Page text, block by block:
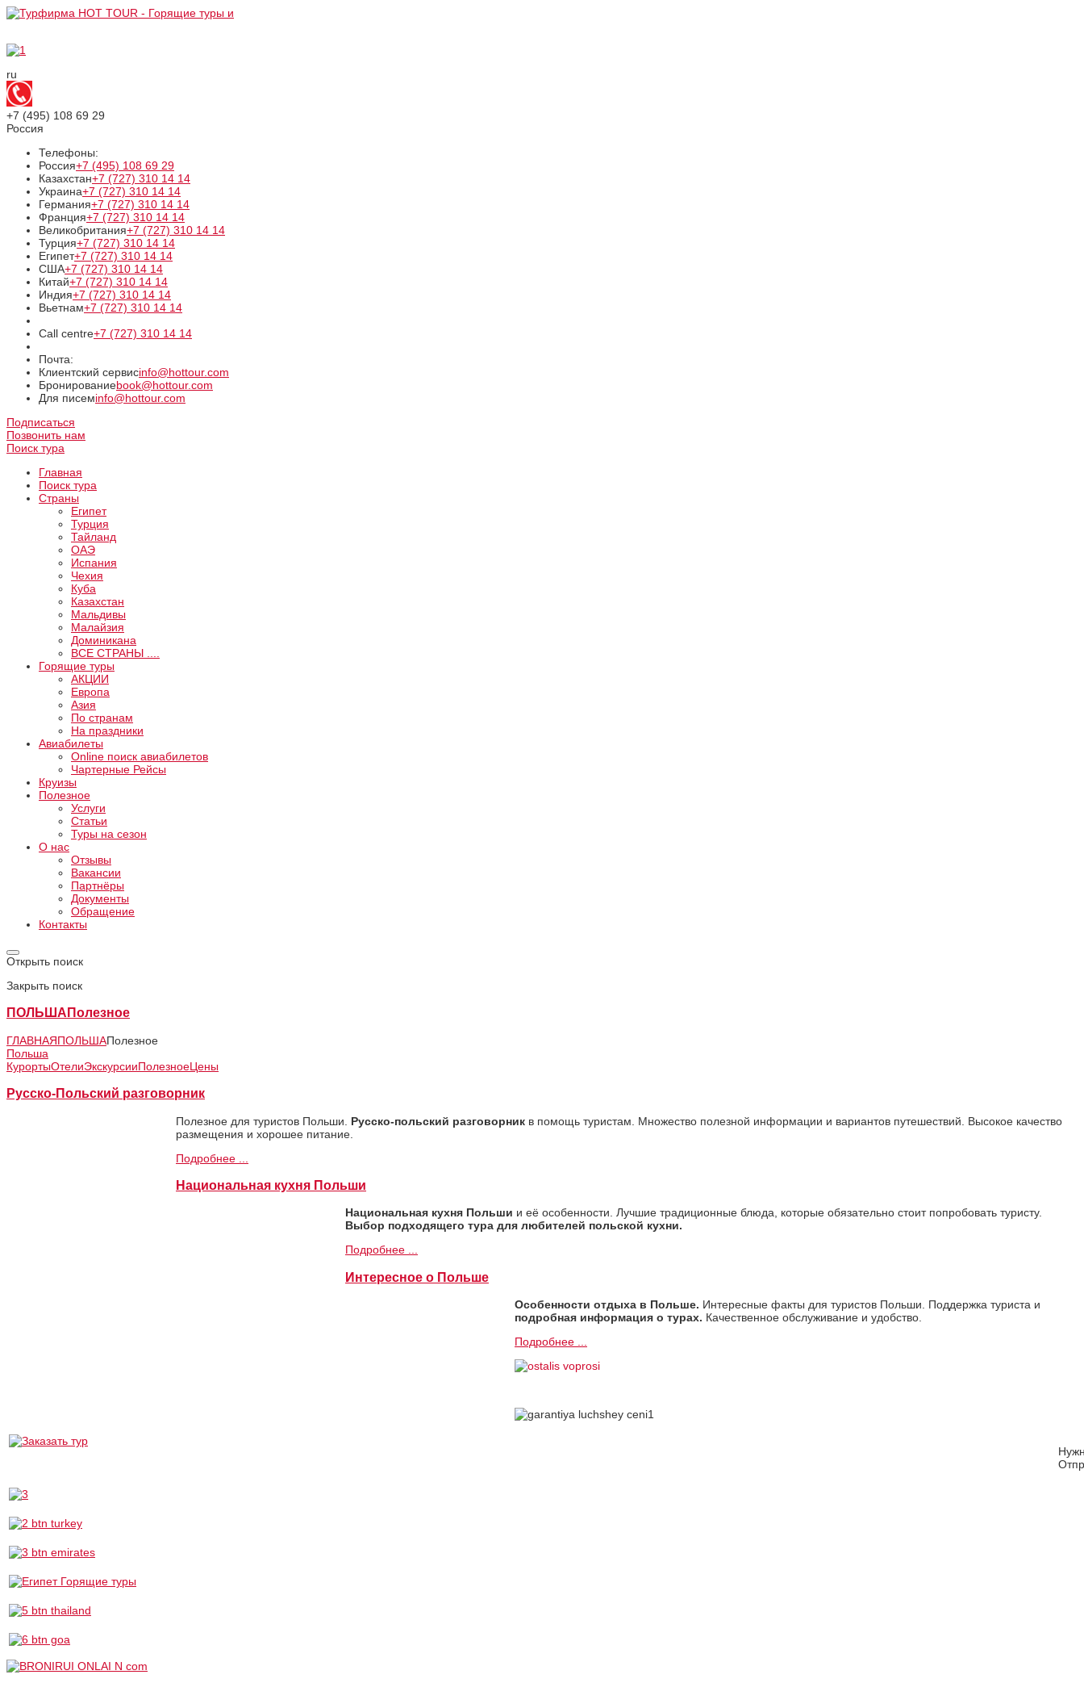
ru
+7 (495) 108 69 29
Россия
Телефоны:
Россия+7 (495) 108 69 29
Казахстан+7 (727) 310 14 14
Украина+7 (727) 310 14 14
Германия+7 (727) 310 14 14
Франция+7 (727) 310 14 14
Великобритания+7 (727) 310 14 14
Турция+7 (727) 310 14 14
Египет+7 (727) 310 14 14
США+7 (727) 310 14 14
Китай+7 (727) 310 14 14
Индия+7 (727) 310 14 14
Вьетнам+7 (727) 310 14 14
Call centre+7 (727) 310 14 14
Почта:
Клиентский сервисinfo@hottour.com
Бронированиеbook@hottour.com
Для писемinfo@hottour.com
Подписаться
Позвонить нам
Поиск тура
Главная
Поиск тура
Страны
Египет
Турция
Тайланд
ОАЭ
Испания
Чехия
Куба
Казахстан
Мальдивы
Малайзия
Доминикана
ВCE СТРАНЫ ....
Горящие туры
АКЦИИ
Европа
Азия
По странам
На праздники
Авиабилеты
Online поиск авиабилетов
Чартерные Рейсы
Круизы
Полезное
Услуги
Статьи
Туры на сезон
О нас
Отзывы
Вакансии
Партнёры
Документы
Обращение
Контакты
Открыть поиск
Закрыть поиск
ПОЛЬША Полезное
ГЛАВНАЯПОЛЬШАПолезное
Польша
КурортыОтелиЭкскурсииПолезноеЦены
Русско-Польский разговорник
Полезное для туристов Польши. Русско-польский разговорник в помощь туристам. Множество полезной информации и вариантов путешествий. Высокое качество
размещения и хорошее питание.
Подробнее ...
Национальная кухня Польши
Национальная кухня Польши и её особенности. Лучшие традиционные блюда, которые обязательно стоит попробовать туристу.
Выбор подходящего тура для любителей польской кухни.
Подробнее ...
Интересное о Польше
Особенности отдыха в Польше. Интересные факты для туристов Польши. Поддержка туриста и
подробная информация о турах. Качественное обслуживание и удобство.
Подробнее ...